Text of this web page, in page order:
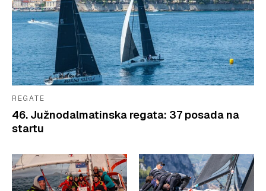
REGATE
46. Južnodalmatinska regata: 37 posada na
startu